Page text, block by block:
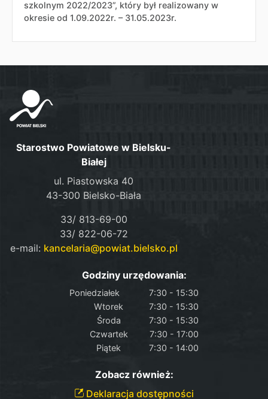
szkolnym 2022/2023”, który był realizowany w
okresie od 1.09.2022r. – 31.05.2023r.
Starostwo Powiatowe w Bielsku-
Białej
ul. Piastowska 40
43-300 Bielsko-Biała
33/ 813-69-00
33/ 822-06-72
e-mail: kancelaria@powiat.bielsko.pl
Godziny urzędowania:
Poniedziałek
7:30 - 15:30
Wtorek
7:30 - 15:30
Środa
7:30 - 15:30
Czwartek
7:30 - 17:00
Piątek
7:30 - 14:00
Zobacz również:
Deklaracja dostępności